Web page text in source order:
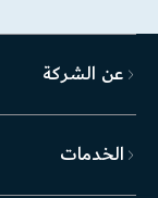
عن الشركة
الخدمات